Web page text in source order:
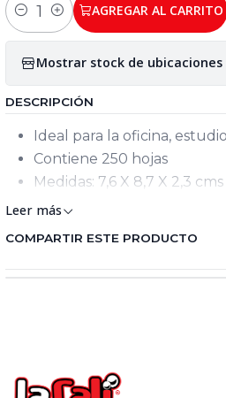
Cantidad
AGREGAR AL CARRITO
Mostrar stock de ubicaciones
DESCRIPCIÓN
Ideal para la oficina,
Contiene 250 hojas
Medidas: 7,6 X 8,7 X 2,3 cms
Leer más
COMPARTIR ESTE PRODUCTO